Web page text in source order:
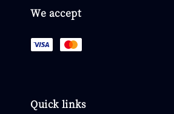
We accept
Quick links